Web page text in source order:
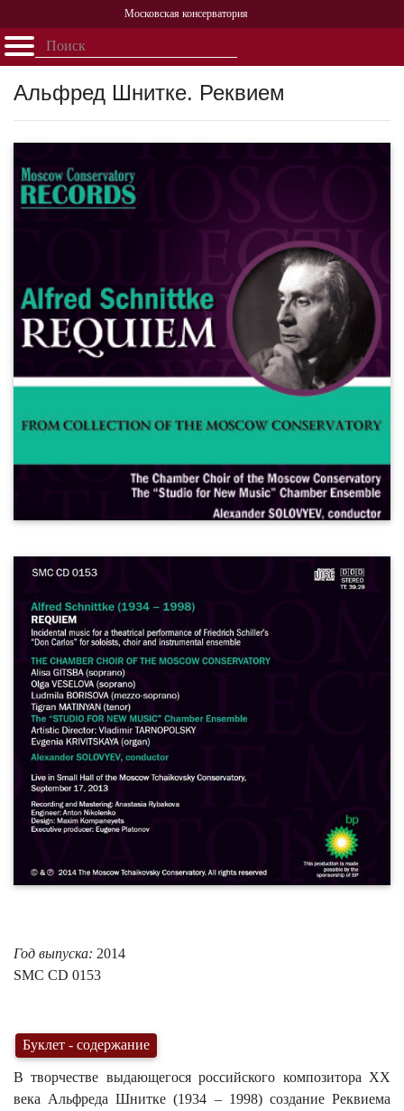
Московская консерватория
Открыть - закрыть
ГлавнаяСобытияАфишаУчеба НаукаСтруктураПерсоналии
Партнерство
Альфред Шнитке. Реквием
Год выпуска: 2014
SMC CD 0153
Буклет - содержание
В творчестве выдающегося российского композитора XX
века Альфреда Шнитке (1934 – 1998) создание Реквиема